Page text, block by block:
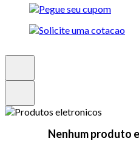
Nenhum produto